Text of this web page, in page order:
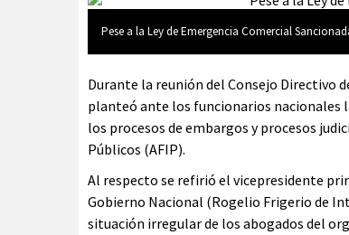
Pese a la Ley de Emergencia Comercial
Durante la reunión del Consejo Directivo
planteó ante los funcionarios nacionales
los procesos de embargos y procesos
Públicos (AFIP).
Al respecto se refirió el vicepresidente
Gobierno Nacional (Rogelio Frigerio de
situación irregular de los abogados del